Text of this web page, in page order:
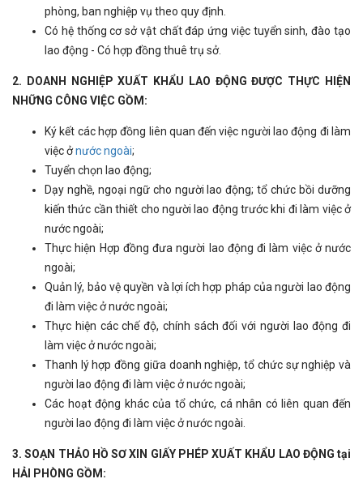
phòng, ban nghiệp vụ theo quy định.
Có hệ thống cơ sở vật chất đáp ứng việc tuyển sinh, đào tạo
lao động - Có hợp đồng thuê trụ sở.
2. DOANH NGHIỆP XUẤT KHẨU LAO ĐỘNG ĐƯỢC THỰC HIỆN
NHỮNG CÔNG VIỆC GỒM:
Ký kết các hợp đồng liên quan đến việc người lao động đi làm
việc ởnước ngoài;
Tuyển chọn lao động;
Dạy nghề, ngoại ngữ cho người lao động; tổ chức bồi dưỡng
kiến thức cần thiết cho người lao động trước khi đi làm việc ở
nước ngoài;
Thực hiện Hợp đồng đưa người lao động đi làm việc ở nước
ngoài;
Quản lý, bảo vệ quyền và lợi ích hợp pháp của người lao động
đi làm việc ở nước ngoài;
Thực hiện các chế độ, chính sách đối với người lao động đi
làm việc ở nước ngoài;
Thanh lý hợp đồng giữa doanh nghiệp, tổ chức sự nghiệp và
người lao động đi làm việc ở nước ngoài;
Các hoạt động khác của tổ chức, cá nhân có liên quan đến
người lao động đi làm việc ở nước ngoài.
3. SOẠN THẢO HỒ SƠ XIN GIẤY PHÉP XUẤT KHẨU LAO ĐỘNG tại
HẢI PHÒNG GỒM: